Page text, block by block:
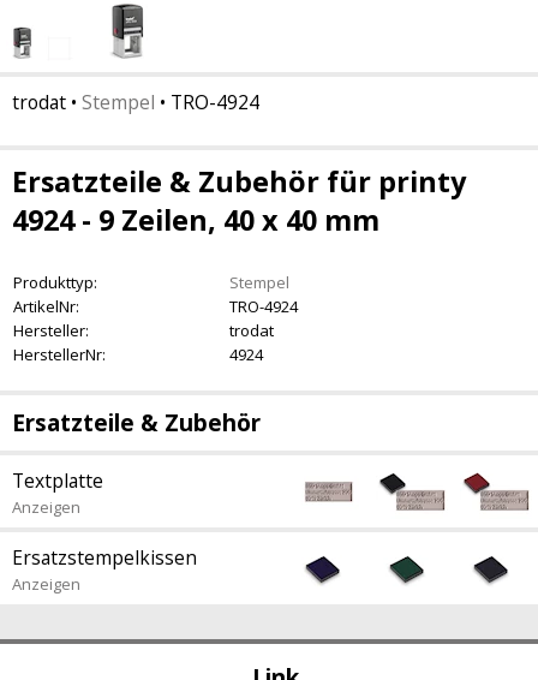
trodat • Stempel • TRO-4924
Ersatzteile & Zubehör für printy
4924 - 9 Zeilen, 40 x 40 mm
Produkttyp:
Stempel
ArtikelNr:
TRO-4924
Hersteller:
trodat
HerstellerNr:
4924
Ersatzteile & Zubehör
Textplatte
Anzeigen
Ersatzstempelkissen
Anzeigen